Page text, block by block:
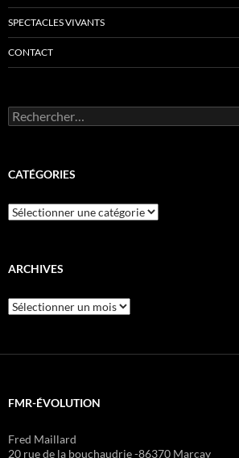
SPECTACLES VIVANTS
CONTACT
Rechercher :
CATÉGORIES
Catégories
ARCHIVES
Archives
FMR-ÉVOLUTION
Fred Maillard
20 rue de la bouchaudrie -86370 Marçay